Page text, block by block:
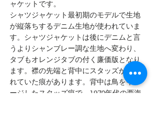
ャケットです。
シャツジャケット最初期のモデルで生地
が縦落ちするデニム生地が使われていま
す。シャツジャケットは後にデニムと言
うよりシャンブレー調な生地へ変わり、
タブもオレンジタブの付く廉価版となり
ます。襟の先端と背中にスタッズが打た
れていた痕があります。背中は鳥をイメ
ージしたスタッズ痕で、1970年代の西海